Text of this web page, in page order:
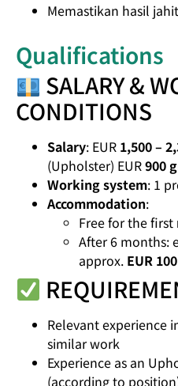
Memastikan hasil
Qualifications
SALARY &
CONDITIONS
Salary: EUR 1,500 –
(Upholster) EUR900
Working system: 1
Accommodation:
Free for the first
After 6 months:
approx. EUR
Relevant experience
similar work
Experience as an
(according to